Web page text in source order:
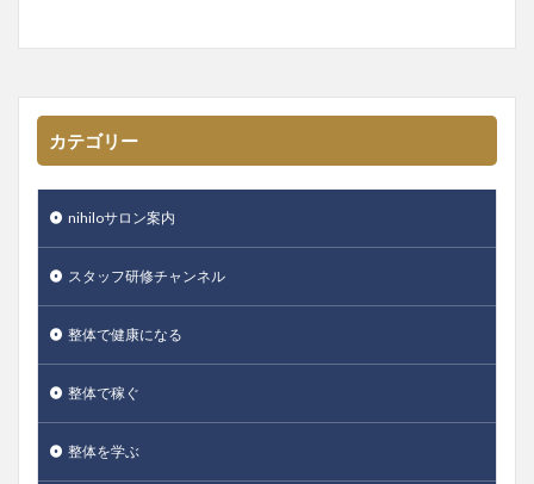
カテゴリー
nihiloサロン案内
スタッフ研修チャンネル
整体で健康になる
整体で稼ぐ
整体を学ぶ